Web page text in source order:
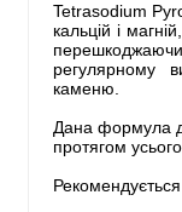
Tetrasodium
кальцій і
регулярному
каменю.
Дана формула
протягом